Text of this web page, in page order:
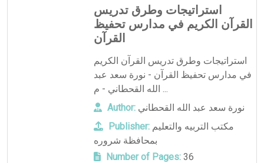
استراتيجات وطرق تدريس
القرآن الكريم في مدارس تحفيظ
القرآن
استراتيجات وطرق تدريس القرآن الكريم
في مدارس تحفيظ القرآن - نورة سعد عبد
الله القحطاني - م ...
Author: نورة سعد عبد الله القحطاني
Publisher: مكتب التربيه والتعليم
بمحافظة شروره
Number of Pages:36